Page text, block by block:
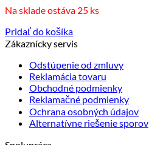
Na sklade ostáva 25 ks
Pridať do košíka
Zákaznícky servis
Odstúpenie od zmluvy
Reklamácia tovaru
Obchodné podmienky
Reklamačné podmienky
Ochrana osobných údajov
Alternatívne riešenie sporov